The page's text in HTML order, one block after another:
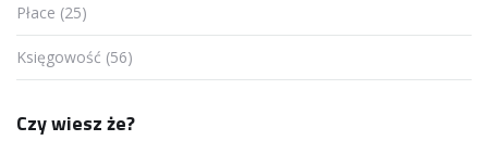
Płace (25)
Księgowość (56)
Czy wiesz że?